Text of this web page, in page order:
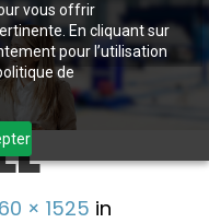
vous offrir
En cliquant sur
pour l’utilisation
de
× 1525 in